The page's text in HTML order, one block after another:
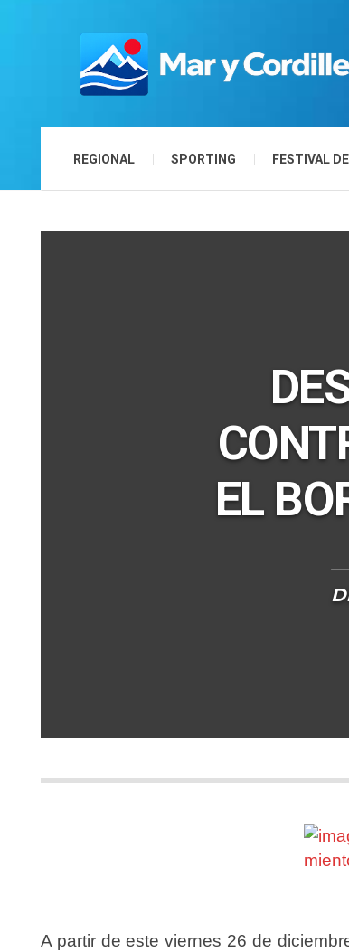
REGIONAL SPORTING FESTIVAL
EL
A partir de este viernes 26 de